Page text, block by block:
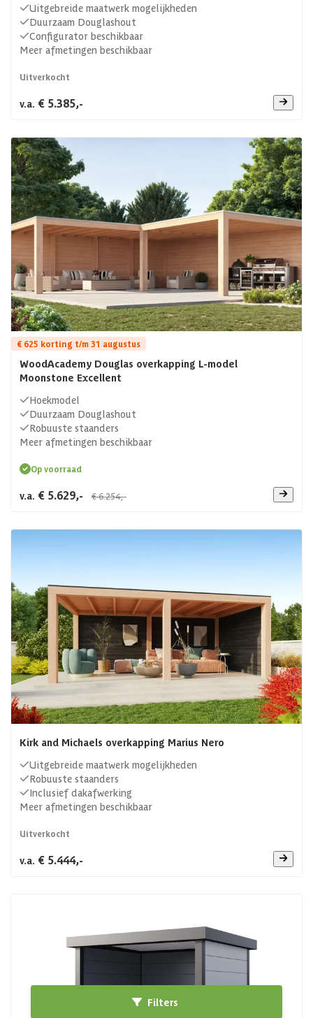
Uitgebreide maatwerk mogelijkheden
Duurzaam Douglashout
Configurator beschikbaar
Meer afmetingen beschikbaar
Uitverkocht
v.a. € 5.385,-
€ 625 korting t/m 31 augustus
WoodAcademy Douglas overkapping L-model
Moonstone Excellent
Hoekmodel
Duurzaam Douglashout
Robuuste staanders
Meer afmetingen beschikbaar
Op voorraad
v.a. € 5.629,- € 6.254,-
Kirk and Michaels overkapping Marius Nero
Uitgebreide maatwerk mogelijkheden
Robuuste staanders
Inclusief dakafwerking
Meer afmetingen beschikbaar
Uitverkocht
v.a. € 5.444,-
Filters